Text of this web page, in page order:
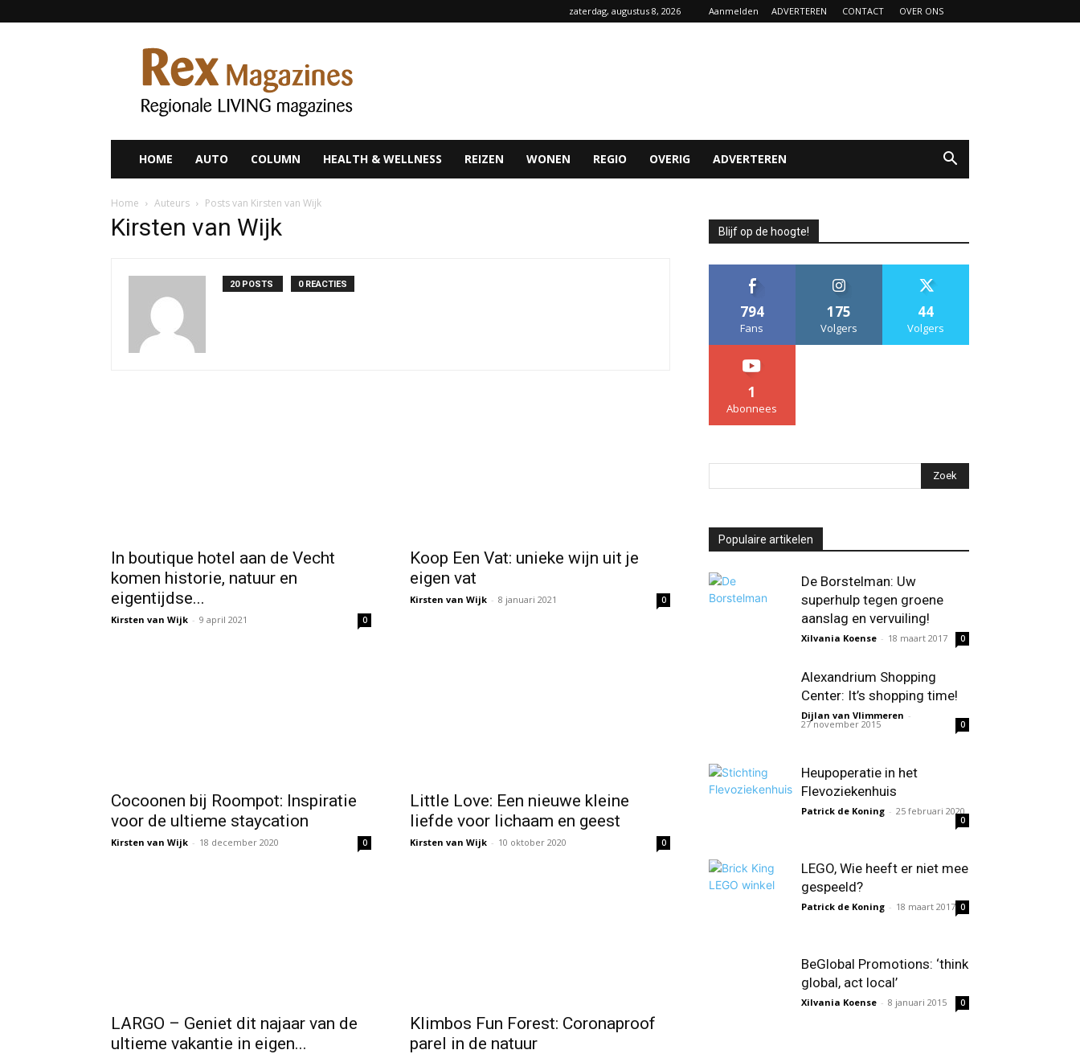
zaterdag, augustus 8, 2026 Aanmelden ADVERTEREN CONTACT OVER ONS
Rex
Magazines
HOME AUTO COLUMN HEALTH & WELLNESS REIZEN WONEN REGIO OVERIG ADVERTEREN
Home Auteurs Posts van Kirsten van Wijk
Kirsten van Wijk
20 POSTS 0 REACTIES
In boutique hotel aan de Vecht
komen historie, natuur en
eigentijdse...
Kirsten van Wijk - 9 april 2021 0
Koop Een Vat: unieke wijn uit je
eigen vat
Kirsten van Wijk - 8 januari 2021 0
Cocoonen bij Roompot: Inspiratie
voor de ultieme staycation
Kirsten van Wijk - 18 december 2020 0
Little Love: Een nieuwe kleine
liefde voor lichaam en geest
Kirsten van Wijk - 10 oktober 2020 0
LARGO – Geniet dit najaar van de
ultieme vakantie in eigen...
Klimbos Fun Forest: Coronaproof
parel in de natuur
Blijf op de hoogte!
794
Fans
175
Volgers
44
Volgers
1
Abonnees
Populaire artikelen
De Borstelman: Uw
superhulp tegen groene
aanslag en vervuiling!
Xilvania Koense - 18 maart 2017 0
Alexandrium Shopping
Center: It’s shopping time!
Dijlan van Vlimmeren -
27 november 2015 0
Heupoperatie in het
Flevoziekenhuis
Patrick de Koning - 25 februari 2020
0
LEGO, Wie heeft er niet mee
gespeeld?
Patrick de Koning - 18 maart 2017 0
BeGlobal Promotions: ‘think
global, act local’
Xilvania Koense - 8 januari 2015 0